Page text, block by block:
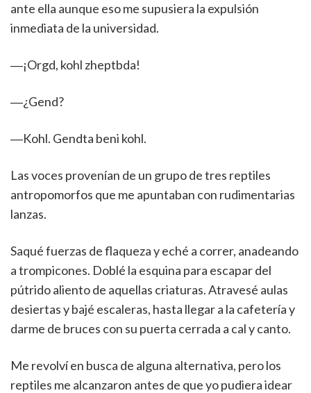
ante ella aunque eso me supusiera la expulsión
inmediata de la universidad.
―¡Orgd, kohl zheptbda!
―¿Gend?
―Kohl. Gendta beni kohl.
Las voces provenían de un grupo de tres reptiles
antropomorfos que me apuntaban con rudimentarias
lanzas.
Saqué fuerzas de flaqueza y eché a correr, anadeando
a trompicones. Doblé la esquina para escapar del
pútrido aliento de aquellas criaturas. Atravesé aulas
desiertas y bajé escaleras, hasta llegar a la cafetería y
darme de bruces con su puerta cerrada a cal y canto.
Me revolví en busca de alguna alternativa, pero los
reptiles me alcanzaron antes de que yo pudiera idear